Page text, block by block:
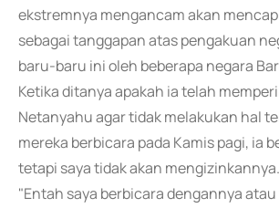
ekstremnya mengancam akan
sebagai tanggapan atas pengakuan
baru-baru ini oleh beberapa negara
Ketika ditanya apakah ia telah
Netanyahu agar tidak melakukan hal
mereka berbicara pada Kamis pagi, ia
tetapi saya tidak akan mengizinkannya.
"Entah saya berbicara dengannya atau